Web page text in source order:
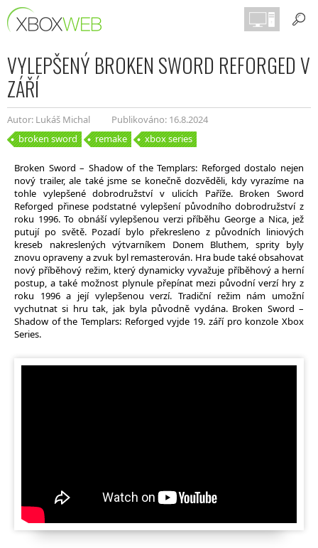
VYLEPŠENÝ BROKEN SWORD REFORGED V
ZÁŘÍ
Autor: Lukáš Michal
Publikováno: 16.8.2024
broken sword
remake xbox series
Broken Sword – Shadow of the Templars: Reforged dostalo nejen
nový trailer, ale také jsme se konečně dozvěděli, kdy vyrazíme na
tohle vylepšené dobrodružství v ulicích Paříže. Broken Sword
Reforged přinese podstatné vylepšení původního dobrodružství z
roku 1996. To obnáší vylepšenou verzi příběhu George a Nica, jež
putují po světě. Pozadí bylo překresleno z původních liniových
kreseb nakreslených výtvarníkem Donem Bluthem, sprity byly
znovu opraveny a zvuk byl remasterován. Hra bude také obsahovat
nový příběhový režim, který dynamicky vyvažuje příběhový a herní
postup, a také možnost plynule přepínat mezi původní verzí hry z
roku 1996 a její vylepšenou verzí. Tradiční režim nám umožní
vychutnat si hru tak, jak byla původně vydána. Broken Sword –
Shadow of the Templars: Reforged vyjde 19. září pro konzole Xbox
Series.